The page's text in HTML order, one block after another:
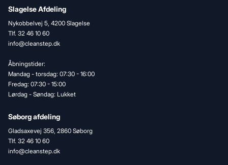
Slagelse Afdeling
Nykobbelvej 5, 4200 Slagelse
Tlf. 32 46 10 60
info@cleanstep.dk
Åbningstider:
Mandag - torsdag: 07:30 - 16:00
Fredag: 07:30 - 15:00
Lørdag - Søndag: Lukket
Søborg afdeling
Gladsaxevej 356, 2860 Søborg
Tlf. 32 46 10 60
info@cleanstep.dk